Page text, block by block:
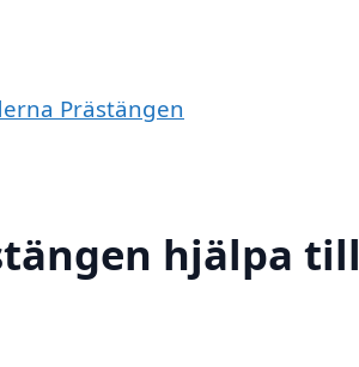
Prästängen
hjälpa till